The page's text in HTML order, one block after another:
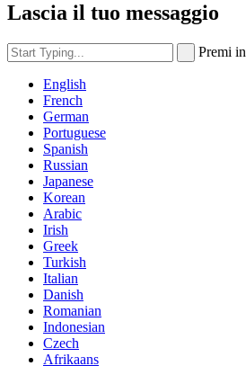
Lascia il tuo messaggio
Premi
English
French
German
Portuguese
Spanish
Russian
Japanese
Korean
Arabic
Irish
Greek
Turkish
Italian
Danish
Romanian
Indonesian
Czech
Afrikaans